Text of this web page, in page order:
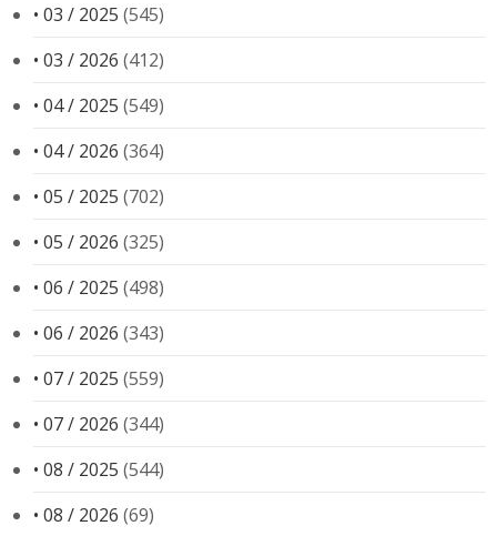
• 03 / 2025 (545)
• 03 / 2026 (412)
• 04 / 2025 (549)
• 04 / 2026 (364)
• 05 / 2025 (702)
• 05 / 2026 (325)
• 06 / 2025 (498)
• 06 / 2026 (343)
• 07 / 2025 (559)
• 07 / 2026 (344)
• 08 / 2025 (544)
• 08 / 2026 (69)